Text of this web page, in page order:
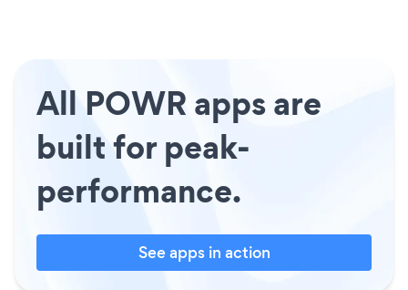
All POWR apps are
built for peak-
performance.
See apps in action